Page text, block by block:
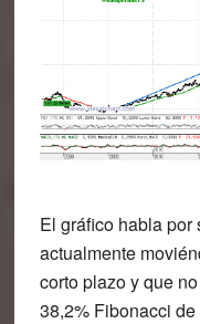
El gráfico habla por
actualmente
corto plazo y que
38,2% Fibonacci